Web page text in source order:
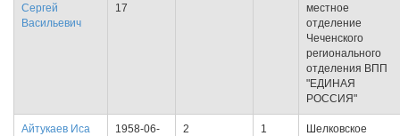
Сергей
Васильевич
17
местное
отделение
Чеченского
регионального
отделения ВПП
"ЕДИНАЯ
РОССИЯ"
Айтукаев Иса
1958-06-
2 1
Шелковское